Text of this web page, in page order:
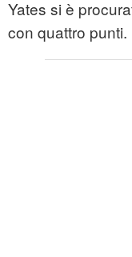
Yates si è
con quattro punti.